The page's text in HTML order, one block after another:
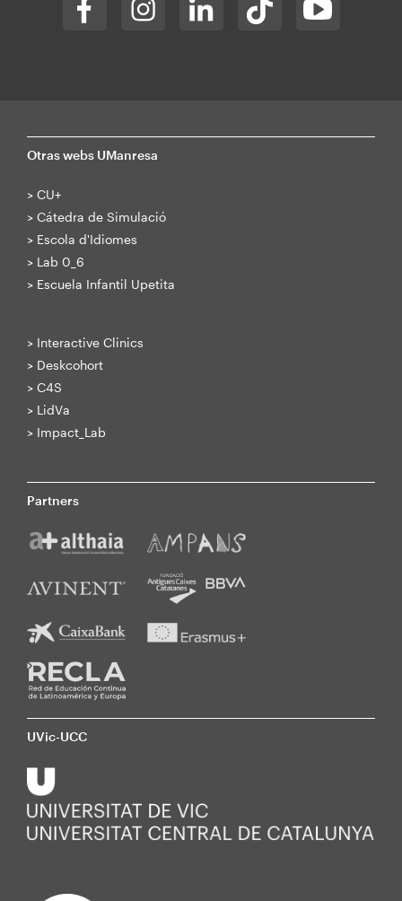
Otras webs UManresa
> CU+
> Cátedra de Simulació
> Escola d'Idiomes
> Lab 0_6
> Escuela Infantil Upetita
> Interactive Clinics
> Deskcohort
> C4S
> LidVa
> Impact_Lab
Partners
UVic-UCC